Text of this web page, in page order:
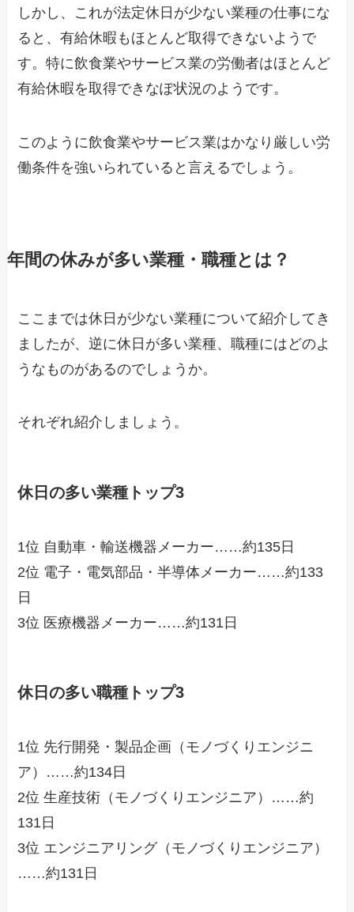
しかし、これが法定休日が少ない業種の仕事にな
ると、有給休暇もほとんど取得できないようで
す。特に飲食業やサービス業の労働者はほとんど
有給休暇を取得できなぽ状況のようです。
このように飲食業やサービス業はかなり厳しい労
働条件を強いられていると言えるでしょう。
年間の休みが多い業種・職種とは？
ここまでは休日が少ない業種について紹介してき
ましたが、逆に休日が多い業種、職種にはどのよ
うなものがあるのでしょうか。
それぞれ紹介しましょう。
休日の多い業種トップ3
1位 自動車・輸送機器メーカー……約135日
2位 電子・電気部品・半導体メーカー……約133
日
3位 医療機器メーカー……約131日
休日の多い職種トップ3
1位 先行開発・製品企画（モノづくりエンジニ
ア）……約134日
2位 生産技術（モノづくりエンジニア）……約
131日
3位 エンジニアリング（モノづくりエンジニア）
……約131日